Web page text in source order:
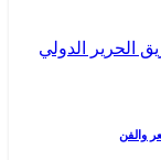
والفن